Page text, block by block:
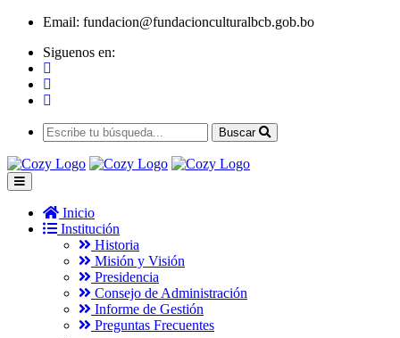
Email: fundacion@fundacionculturalbcb.gob.bo
Siguenos en:
Buscar
Inicio
Institución
Historia
Misión y Visión
Presidencia
Consejo de Administración
Informe de Gestión
Preguntas Frecuentes